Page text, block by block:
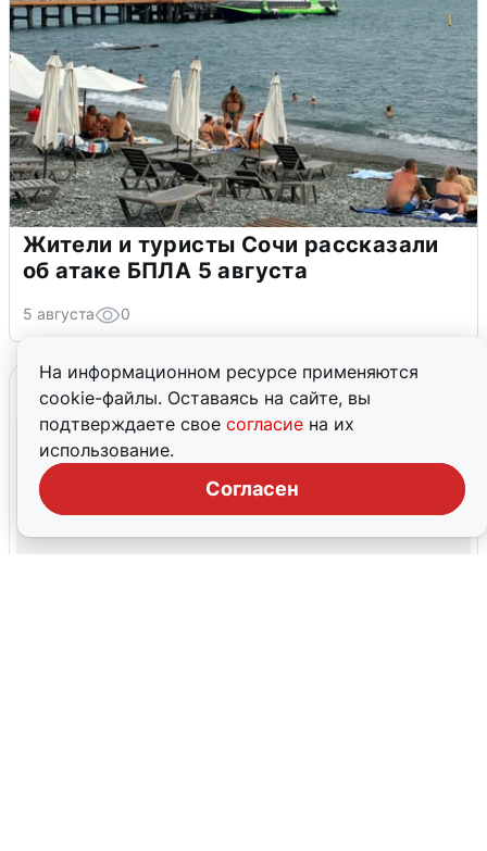
На информационном ресурсе применяются
cookie-файлы. Оставаясь на сайте, вы
подтверждаете свое согласие на их
использование.
Согласен
Жители и туристы Сочи рассказали
об атаке БПЛА 5 августа
5 августа 0